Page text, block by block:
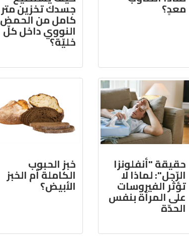
معدٍ؟ جسدك تخزين متر
كامل من الحمض
النووي داخل كلّ
خليّة؟
حقيقة "أنفلونزا
الرّجل": لماذا لا
تؤثر الفيروسات
على المرأة بنفس
الحدّة
خبز الحبوب
الكاملة أم الخبز
الأبيض؟